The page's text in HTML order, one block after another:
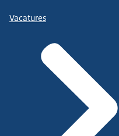
Vacatures